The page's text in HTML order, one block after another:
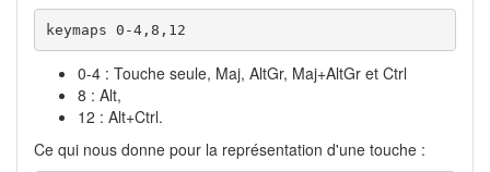
keymaps 0-4,8,12
0-4 : Touche seule, Maj, AltGr, Maj+AltGr et Ctrl
8 : Alt,
12 : Alt+Ctrl.
Ce qui nous donne pour la représentation d'une touche :